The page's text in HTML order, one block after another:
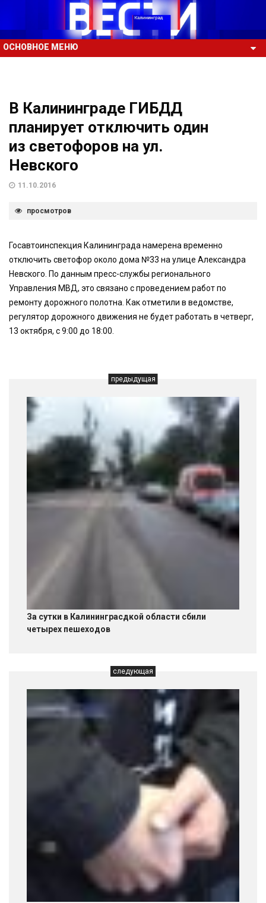
ОСНОВНОЕ МЕНЮ
В Калининграде ГИБДД
планирует отключить один
из светофоров на ул.
Невского
11.10.2016
просмотров
Госавтоинспекция Калининграда намерена временно
отключить светофор около дома №33 на улице Александра
Невского. По данным пресс-службы регионального
Управления МВД, это связано с проведением работ по
ремонту дорожного полотна. Как отметили в ведомстве,
регулятор дорожного движения не будет работать в четверг,
13 октября, с 9:00 до 18:00.
предыдущая
За сутки в Калининграсдкой области сбили
четырех пешеходов
следующая